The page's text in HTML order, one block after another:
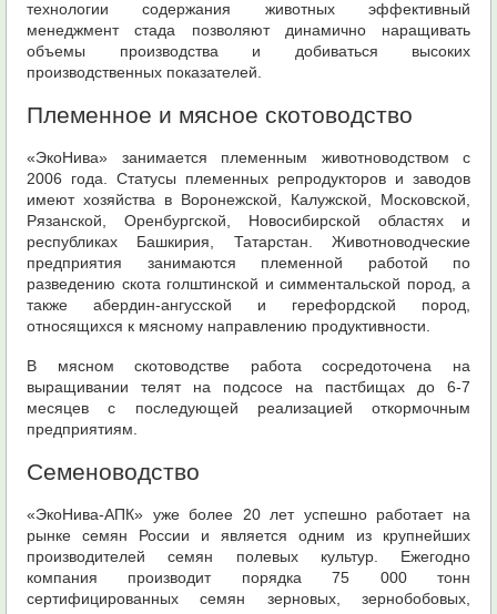
технологии содержания животных эффективный
менеджмент стада позволяют динамично наращивать
объемы производства и добиваться высоких
производственных показателей.
Племенное и мясное скотоводство
«ЭкоНива» занимается племенным животноводством с
2006 года. Статусы племенных репродукторов и заводов
имеют хозяйства в Воронежской, Калужской, Московской,
Рязанской, Оренбургской, Новосибирской областях и
республиках Башкирия, Татарстан. Животноводческие
предприятия занимаются племенной работой по
разведению скота голштинской и симментальской пород, а
также абердин-ангусской и герефордской пород,
относящихся к мясному направлению продуктивности.
В мясном скотоводстве работа сосредоточена на
выращивании телят на подсосе на пастбищах до 6-7
месяцев с последующей реализацией откормочным
предприятиям.
Семеноводство
«ЭкоНива-АПК» уже более 20 лет успешно работает на
рынке семян России и является одним из крупнейших
производителей семян полевых культур. Ежегодно
компания производит порядка 75 000 тонн
сертифицированных семян зерновых, зернобобовых,